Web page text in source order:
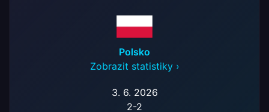
Polsko
Zobrazit statistiky ›
3. 6. 2026
2-2